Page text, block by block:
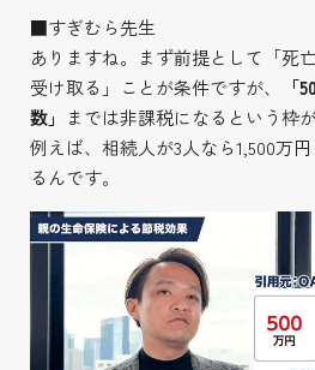
■すぎむら先生
ありますね。まず前提として「死
受け取る」ことが条件ですが、
「
数」
までは非課税になるという枠
例えば、相続人が3人なら1,500万
るんです。